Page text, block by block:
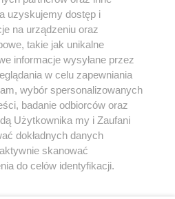
Prywatność
Praca Łódź
the:protocol
uzyskujemy dostęp i
na urządzeniu oraz
takie jak unikalne
informacje wysyłane przez
w celu zapewniania
wybór spersonalizowanych
badanie odbiorców oraz
Użytkownika my i Zaufani
dokładnych danych
skanować
do celów identyfikacji.